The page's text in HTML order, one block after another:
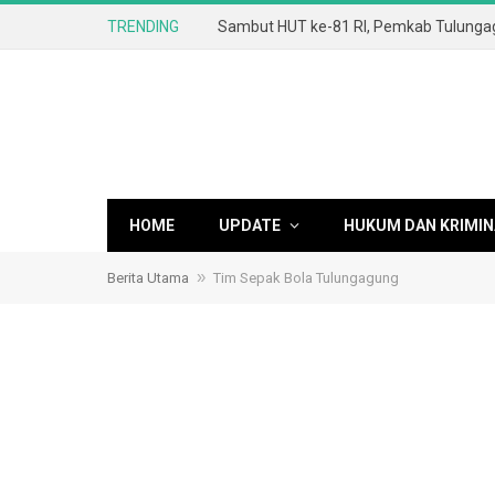
TRENDING
HOME UPDATE HUKUM DAN
Berita Utama » Tim Sepak Bola Tulungagung